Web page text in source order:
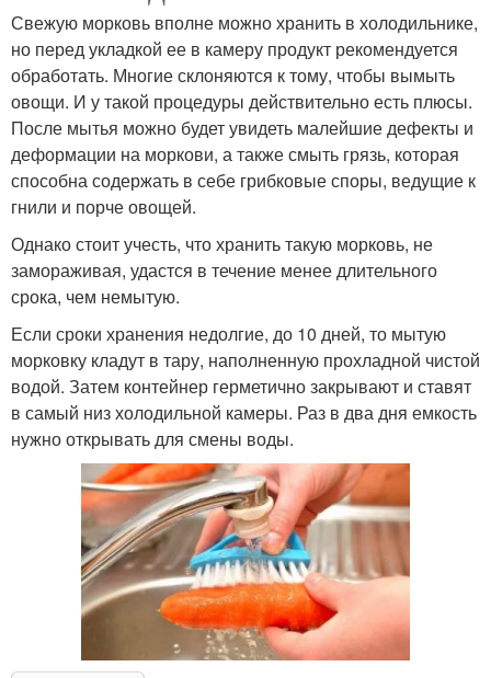
Свежую морковь вполне можно хранить в холодильнике,
но перед укладкой ее в камеру продукт рекомендуется
обработать. Многие склоняются к тому, чтобы вымыть
овощи. И у такой процедуры действительно есть плюсы.
После мытья можно будет увидеть малейшие дефекты и
деформации на моркови, а также смыть грязь, которая
способна содержать в себе грибковые споры, ведущие к
гнили и порче овощей.
Однако стоит учесть, что хранить такую морковь, не
замораживая, удастся в течение менее длительного
срока, чем немытую.
Если сроки хранения недолгие, до 10 дней, то мытую
морковку кладут в тару, наполненную прохладной чистой
водой. Затем контейнер герметично закрывают и ставят
в самый низ холодильной камеры. Раз в два дня емкость
нужно открывать для смены воды.